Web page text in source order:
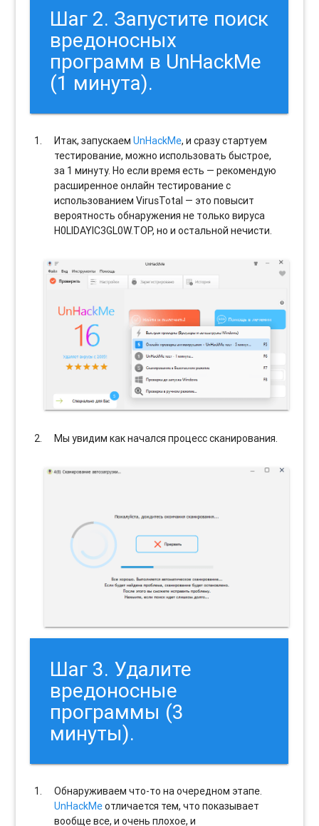
Шаг 2. Запустите поиск
вредоносных
программ в UnHackMe
(1 минута).
Итак, запускаемUnHackMe, и сразу стартуем
тестирование, можно использовать быстрое,
за 1 минуту. Но если время есть — рекомендую
расширенное онлайн тестирование с
использованием VirusTotal — это повысит
вероятность обнаружения не только вируса
H0LIDAYIC3GL0W.TOP, но и остальной нечисти.
Мы увидим как начался процесс сканирования.
Шаг 3. Удалите
вредоносные
программы (3
минуты).
Обнаруживаем что-то на очередном этапе.
UnHackMeотличается тем, что показывает
вообще все, и очень плохое, и